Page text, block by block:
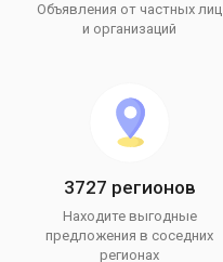
Объявления от частных лиц
и организаций
3727 регионов
Находите выгодные
предложения в соседних
регионах